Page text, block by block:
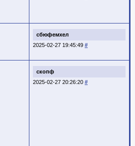
сбюфемхел
2025-02-27 19:45:49 #
скопф
2025-02-27 20:26:20 #